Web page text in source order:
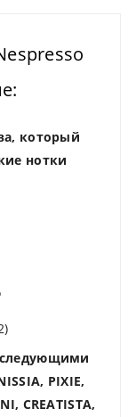
который
нотки
PIXIE,
CREATISTA,